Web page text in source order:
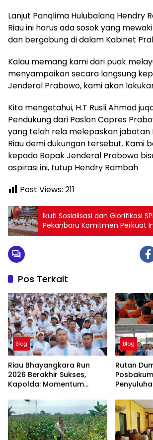
Lanjut Panqlima Hulubalanq Hendry
Riau ini harus ada sosok yang
dan bergabung di dalam Kabinet
Kalau memang kami dari puak
menyampaikan secara langsung
Jenderal Prabowo, kami akan
Kita mengetahui, H.T Rusli Ahmad
Pendukung dari Paslon Capres
yang telah rela melepaskan jabatan
Riau demi dukungan tersebut. Kami
kepada Bapak Jenderal Prabowo
aspirasi ini, tutup Hendry Rambah
Post Views: 211
Ikuti Sosialisasi dan Glorifikasi
Pekanbaru Komitmen Perkuat
Transparansi
Pos Terkait
Blog
Riau Bhayangkara Run
2026 Berakhir Sukses,
Kapolda: Momentum
Perkuat Sport Tourism Riau
Blog
Rutan